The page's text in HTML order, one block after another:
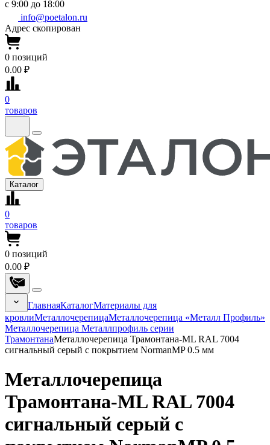
с 9:00 до 18:00
info@poetalon.ru
Адрес скопирован
0 позиций
0.00 ₽
0
товаров
Каталог
0
товаров
0 позиций
0.00 ₽
ГлавнаяКаталогМатериалы для
кровлиМеталлочерепицаМеталлочерепица «Металл Профиль»
Металлочерепица Металлпрофиль серии
ТрамонтанаМеталлочерепица Трамонтана-ML RAL 7004
сигнальный серый с покрытием NormanMP 0.5 мм
Металлочерепица
Трамонтана-ML RAL 7004
сигнальный серый с